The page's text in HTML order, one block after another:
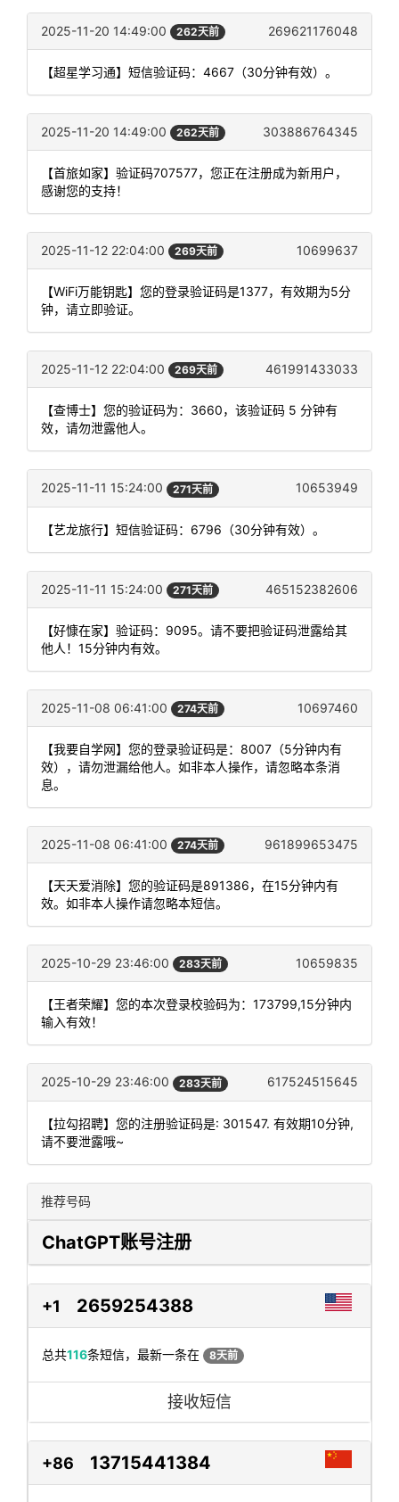
2025-11-20 14:49:00 262天前 269621176048
【超星学习通】短信验证码：4667（30分钟有效）。
2025-11-20 14:49:00 262天前 303886764345
【首旅如家】验证码707577，您正在注册成为新用户，
感谢您的支持！
2025-11-12 22:04:00 269天前 10699637
【WiFi万能钥匙】您的登录验证码是1377，有效期为5分
钟，请立即验证。
2025-11-12 22:04:00 269天前 461991433033
【查博士】您的验证码为：3660，该验证码 5 分钟有
效，请勿泄露他人。
2025-11-11 15:24:00 271天前 10653949
【艺龙旅行】短信验证码：6796（30分钟有效）。
2025-11-11 15:24:00 271天前 465152382606
【好慷在家】验证码：9095。请不要把验证码泄露给其
他人！15分钟内有效。
2025-11-08 06:41:00 274天前 10697460
【我要自学网】您的登录验证码是：8007（5分钟内有
效），请勿泄漏给他人。如非本人操作，请忽略本条消
息。
2025-11-08 06:41:00 274天前 961899653475
【天天爱消除】您的验证码是891386，在15分钟内有
效。如非本人操作请忽略本短信。
2025-10-29 23:46:00 283天前 10659835
【王者荣耀】您的本次登录校验码为：173799,15分钟内
输入有效！
2025-10-29 23:46:00 283天前 617524515645
【拉勾招聘】您的注册验证码是: 301547. 有效期10分钟,
请不要泄露哦~
推荐号码
ChatGPT账号注册
+1 2659254388
总共116条短信，最新一条在 8天前
接收短信
+86 13715441384